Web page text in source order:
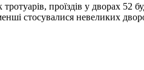
проїздів у дворах 52
стосувалися невеликих